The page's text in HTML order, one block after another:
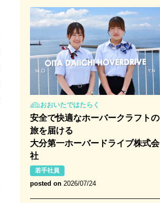
おおいたではたらく
安全で快適なホーバークラフトの
旅を届ける
大分第一ホーバードライブ株式会
社
若手社員
posted on 2026/07/24